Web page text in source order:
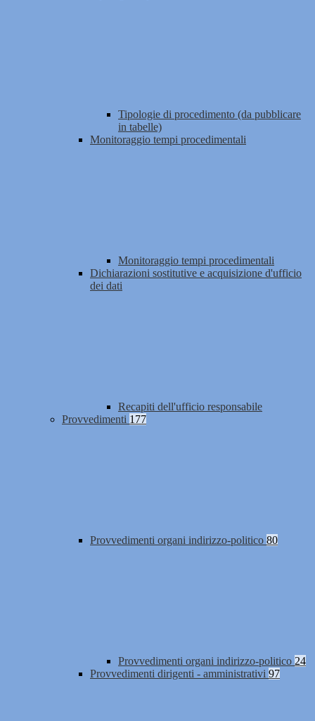
Tipologie di procedimento (da pubblicare
in tabelle)
Monitoraggio tempi procedimentali
Monitoraggio tempi procedimentali
Dichiarazioni sostitutive e acquisizione d'ufficio
dei dati
Recapiti dell'ufficio responsabile
Provvedimenti 177
Provvedimenti organi indirizzo-politico 80
Provvedimenti organi indirizzo-politico 24
Provvedimenti dirigenti - amministrativi 97